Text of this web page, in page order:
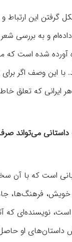
این ارتباط
و به بررسی شعر
آورده شده است
با این وصف اگر
ایرانی که تعلق
داستانی می‌تواند
است که با آن
فرهنگ‌ها،
است که در روسیه قرن ۱۹
او